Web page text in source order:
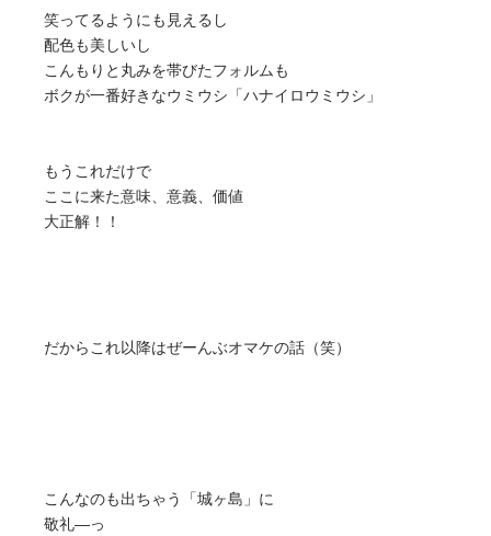
笑ってるようにも見えるし
配色も美しいし
こんもりと丸みを帯びたフォルムも
ボクが一番好きなウミウシ「ハナイロウミウシ」
もうこれだけで
ここに来た意味、意義、価値
大正解！！
だからこれ以降はぜーんぶオマケの話（笑）
こんなのも出ちゃう「城ヶ島」に
敬礼―っ